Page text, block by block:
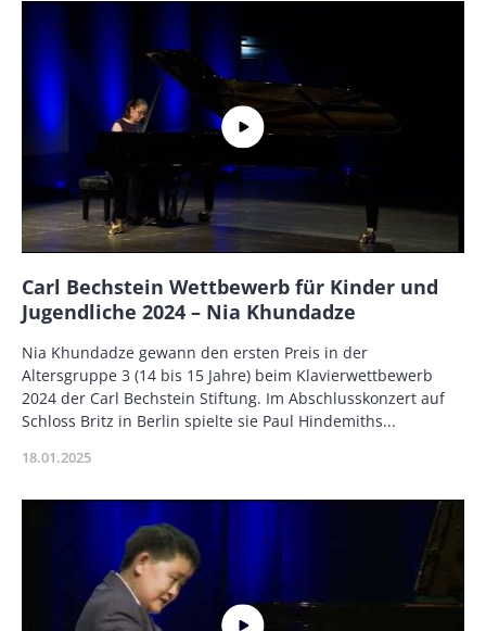
Name
Carl Bechstein Wettbewerb für Kinder und
Jugendliche 2024 – Nia Khundadze
Description
Nia Khundadze gewann den ersten Preis in der
Altersgruppe 3 (14 bis 15 Jahre) beim Klavierwettbewerb
2024 der Carl Bechstein Stiftung. Im Abschlusskonzert auf
Schloss Britz in Berlin spielte sie Paul Hindemiths...
Publikationsdatum
18.01.2025